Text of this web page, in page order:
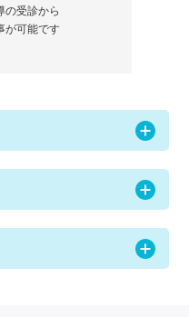
の受診から
が可能です